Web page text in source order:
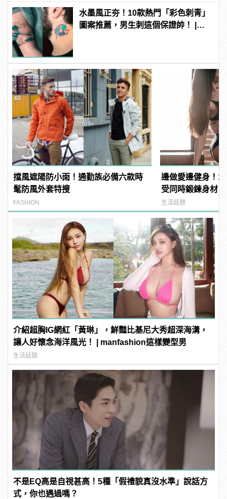
水墨風正夯！10款熱門「彩色刺青」
圖案推薦，男生刺這個保證帥！ |
擋風遮陽防小雨！通勤族必備六款時
髦防風外套特搜
FASHION
邊做愛邊健身！
受同時鍛鍊身材
生活話題
介紹超胸IG網紅「黃琳」，鮮豔比基尼大秀超深海溝，
讓人好懷念海洋風光！ | manfashion這樣變型男
生活話題
不是EQ高是自視甚高！5種「假禮貌真沒水準」說話方
式，你也遇過嗎？